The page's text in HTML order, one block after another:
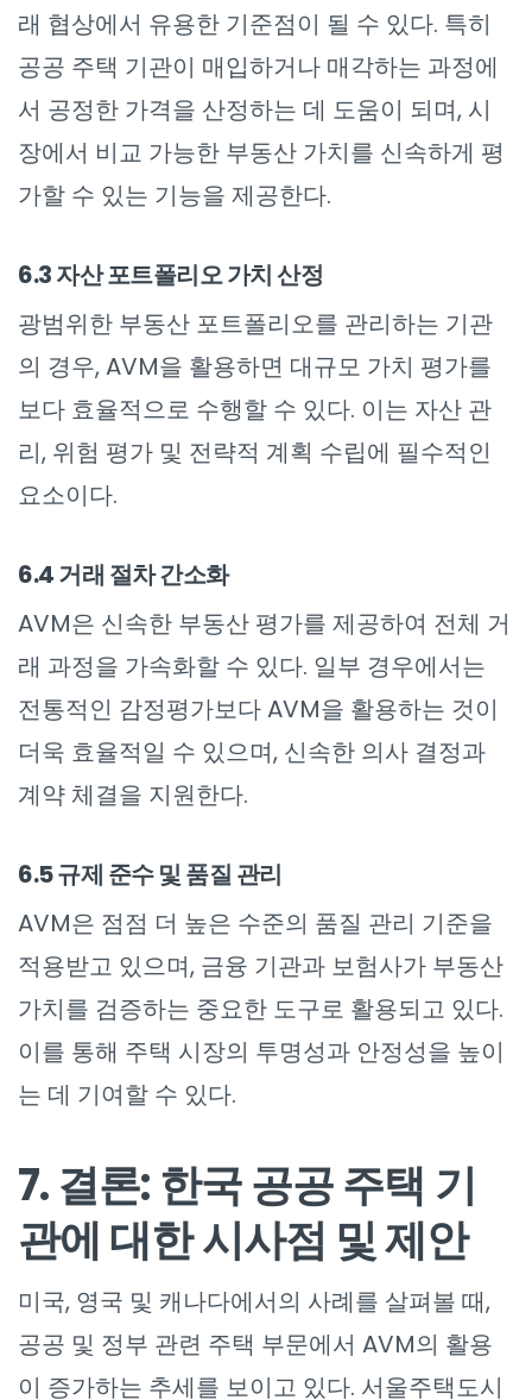
래 협상에서 유용한 기준점이 될 수 있다. 특히
공공 주택 기관이 매입하거나 매각하는 과정에
서 공정한 가격을 산정하는 데 도움이 되며, 시
장에서 비교 가능한 부동산 가치를 신속하게 평
가할 수 있는 기능을 제공한다.
6.3 자산 포트폴리오 가치 산정
광범위한 부동산 포트폴리오를 관리하는 기관
의 경우, AVM을 활용하면 대규모 가치 평가를
보다 효율적으로 수행할 수 있다. 이는 자산 관
리, 위험 평가 및 전략적 계획 수립에 필수적인
요소이다.
6.4 거래 절차 간소화
AVM은 신속한 부동산 평가를 제공하여 전체 거
래 과정을 가속화할 수 있다. 일부 경우에서는
전통적인 감정평가보다 AVM을 활용하는 것이
더욱 효율적일 수 있으며, 신속한 의사 결정과
계약 체결을 지원한다.
6.5 규제 준수 및 품질 관리
AVM은 점점 더 높은 수준의 품질 관리 기준을
적용받고 있으며, 금융 기관과 보험사가 부동산
가치를 검증하는 중요한 도구로 활용되고 있다.
이를 통해 주택 시장의 투명성과 안정성을 높이
는 데 기여할 수 있다.
7. 결론: 한국 공공 주택 기
관에 대한 시사점 및 제안
미국, 영국 및 캐나다에서의 사례를 살펴볼 때,
공공 및 정부 관련 주택 부문에서 AVM의 활용
이 증가하는 추세를 보이고 있다. 서울주택도시